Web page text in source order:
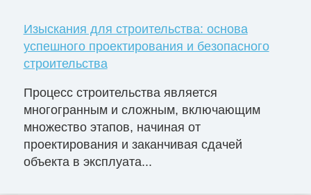
Изыскания для строительства: основа
успешного проектирования и безопасного
строительства
Процесс строительства является
многогранным и сложным, включающим
множество этапов, начиная от
проектирования и заканчивая сдачей
объекта в эксплуата...